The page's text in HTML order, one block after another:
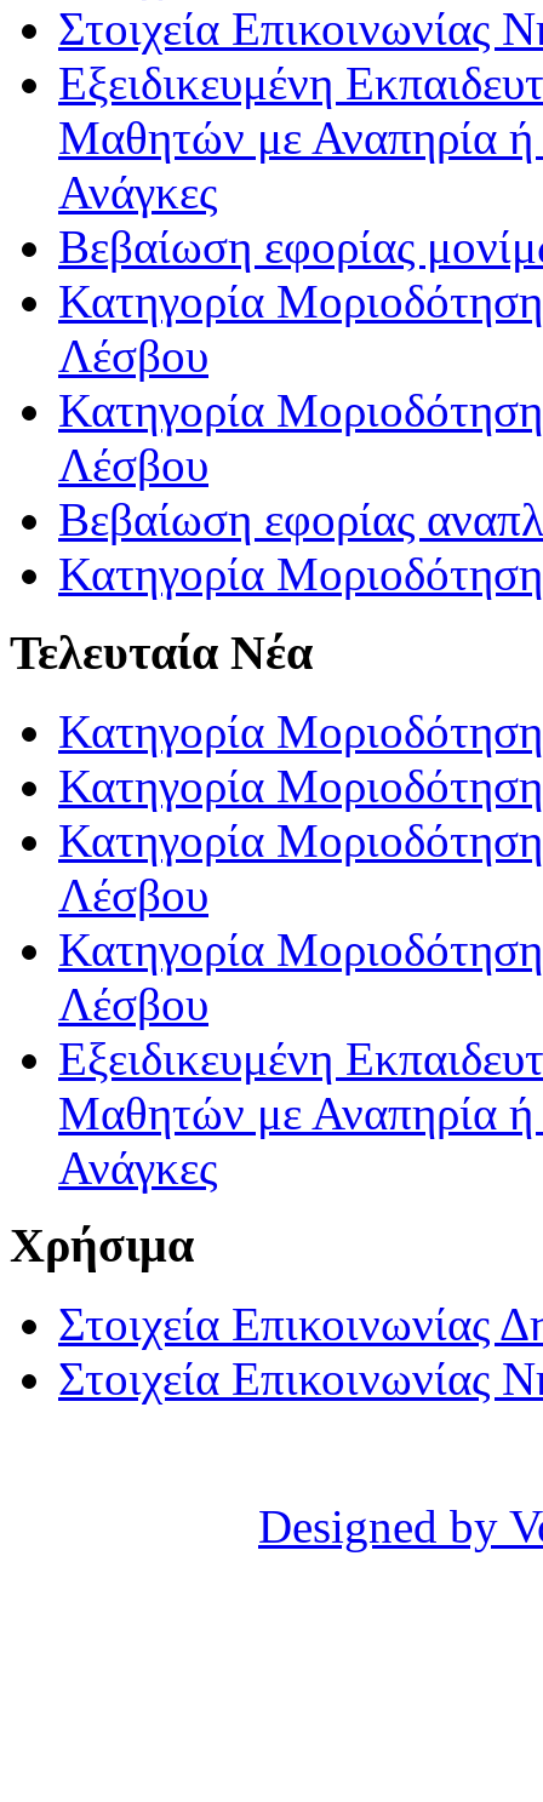
Στοιχεία Επικοινωνίας
Εξειδικευμένη
Μαθητών με Αναπηρία ή /
Ανάγκες
Βεβαίωση εφορίας
Κατηγορία
Λέσβου
Κατηγορία
Λέσβου
Βεβαίωση εφορίας
Κατηγορία
Τελευταία Νέα
Κατηγορία
Κατηγορία
Κατηγορία
Λέσβου
Κατηγορία
Λέσβου
Εξειδικευμένη
Μαθητών με Αναπηρία ή /
Ανάγκες
Χρήσιμα
Στοιχεία Επικοινωνίας
Στοιχεία Επικοινωνίας
Designed by